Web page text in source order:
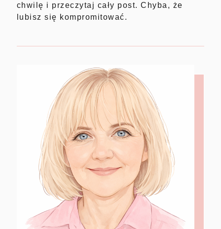
chwilę i przeczytaj cały post. Chyba, że
lubisz się kompromitować.